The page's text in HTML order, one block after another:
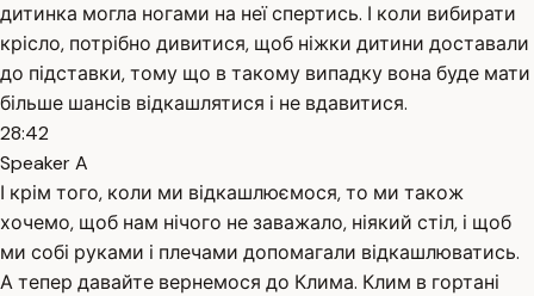
дитинка могла ногами на неї спертись. І коли вибирати
крісло, потрібно дивитися, щоб ніжки дитини доставали
до підставки, тому що в такому випадку вона буде мати
більше шансів відкашлятися і не вдавитися.
28:42
Speaker A
І крім того, коли ми відкашлюємося, то ми також
хочемо, щоб нам нічого не заважало, ніякий стіл, і щоб
ми собі руками і плечами допомагали відкашлюватись.
А тепер давайте вернемося до Клима. Клим в гортані